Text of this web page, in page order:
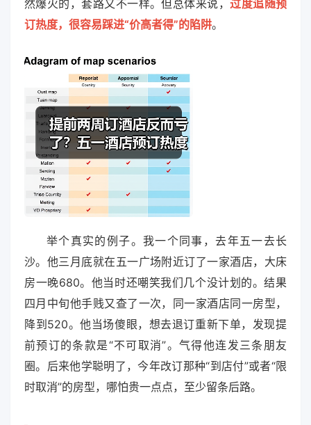
然爆火的，套路又不一样。但总体来说，过度追随预
订热度，很容易踩进“价高者得”的陷阱。
举个真实的例子。我一个同事，去年五一去长
沙。他三月底就在五一广场附近订了一家酒店，大床
房一晚680。他当时还嘲笑我们几个没计划的。结果
四月中旬他手贱又查了一次，同一家酒店同一房型，
降到520。他当场傻眼，想去退订重新下单，发现提
前预订的条款是“不可取消”。气得他连发三条朋友
圈。后来他学聪明了，今年改订那种“到店付”或者“限
时取消”的房型，哪怕贵一点点，至少留条后路。